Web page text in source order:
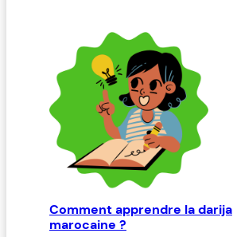
Comment apprendre la darija
marocaine ?